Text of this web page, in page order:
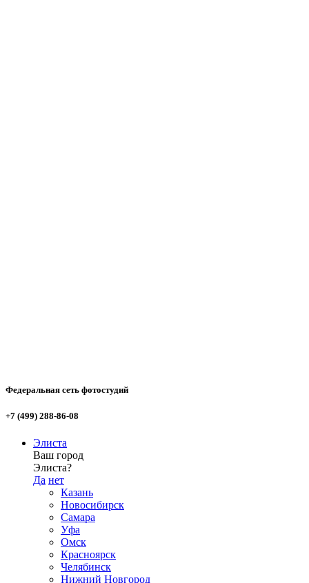
Федеральная сеть фотостудий
+7 (499) 288-86-08
Элиста
Ваш город
Элиста?
Да нет
Казань
Новосибирск
Самара
Уфа
Омск
Красноярск
Челябинск
Нижний Новгород